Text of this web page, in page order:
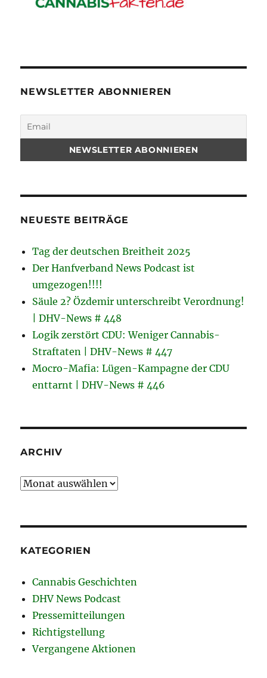
NEWSLETTER ABONNIEREN
NEUESTE BEITRÄGE
Tag der deutschen Breitheit 2025
Der Hanfverband News Podcast ist
umgezogen!!!!
Säule 2? Özdemir unterschreibt Verordnung!
| DHV-News # 448
Logik zerstört CDU: Weniger Cannabis-
Straftaten | DHV-News # 447
Mocro-Mafia: Lügen-Kampagne der CDU
enttarnt | DHV-News # 446
ARCHIV
Archiv
KATEGORIEN
Cannabis Geschichten
DHV News Podcast
Pressemitteilungen
Richtigstellung
Vergangene Aktionen